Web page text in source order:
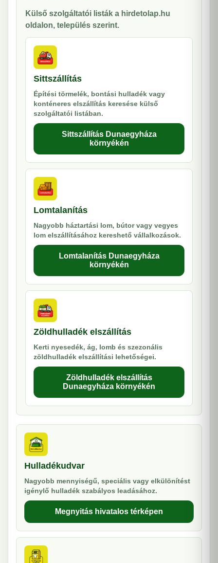
Külső szolgáltatói listák a hirdetolap.hu
oldalon, település szerint.
Sittszállítás
Építési törmelék, bontási hulladék vagy
konténeres elszállítás keresése külső
szolgáltatói listában.
Sittszállítás Dunaegyháza
környékén
Lomtalanítás
Nagyobb háztartási lom, bútor vagy vegyes
lom elszállításához kereshető vállalkozások.
Lomtalanítás Dunaegyháza
környékén
Zöldhulladék elszállítás
Kerti nyesedék, ág, lomb és szezonális
zöldhulladék elszállítási lehetőségei.
Zöldhulladék elszállítás
Dunaegyháza környékén
Hulladékudvar
Nagyobb mennyiségű, speciális vagy elkülönítést
igénylő hulladék szabályos leadásához.
Megnyitás hivatalos térképen